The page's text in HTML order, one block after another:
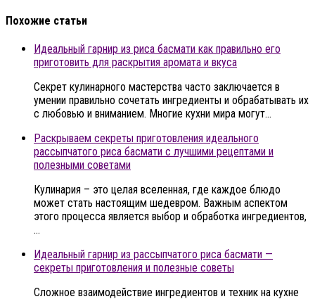
Похожие статьи
Идеальный гарнир из риса басмати как правильно его
приготовить для раскрытия аромата и вкуса
Секрет кулинарного мастерства часто заключается в
умении правильно сочетать ингредиенты и обрабатывать их
с любовью и вниманием. Многие кухни мира могут…
Раскрываем секреты приготовления идеального
рассыпчатого риса басмати с лучшими рецептами и
полезными советами
Кулинария – это целая вселенная, где каждое блюдо
может стать настоящим шедевром. Важным аспектом
этого процесса является выбор и обработка ингредиентов,
…
Идеальный гарнир из рассыпчатого риса басмати —
секреты приготовления и полезные советы
Сложное взаимодействие ингредиентов и техник на кухне